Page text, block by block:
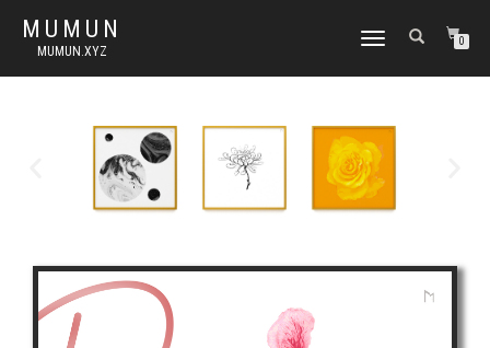
MUMUN
MUMUN.XYZ
토
내
게
이
션
0